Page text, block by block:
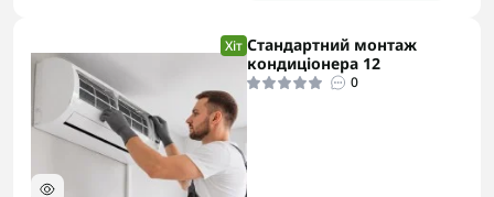
Хіт Стандартний монтаж
кондиціонера 12
0